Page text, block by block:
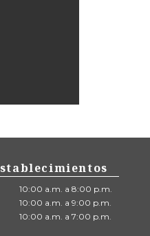
10:00 a.m. a 8:00 p.m.
10:00 a.m. a 9:00 p.m.
10:00 a.m. a 7:00 p.m.